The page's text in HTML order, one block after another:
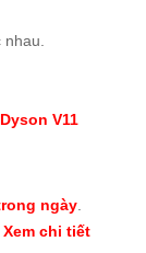
V11
ngày
Xem chi tiết